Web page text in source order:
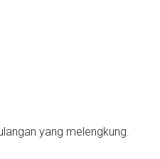
yang melengkung.